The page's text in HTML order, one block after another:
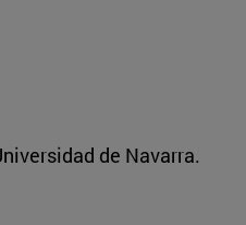
de Navarra.